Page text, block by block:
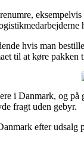
hvis man
til at køre pakken
i Danmark, og
fragt uden gebyr.
efter